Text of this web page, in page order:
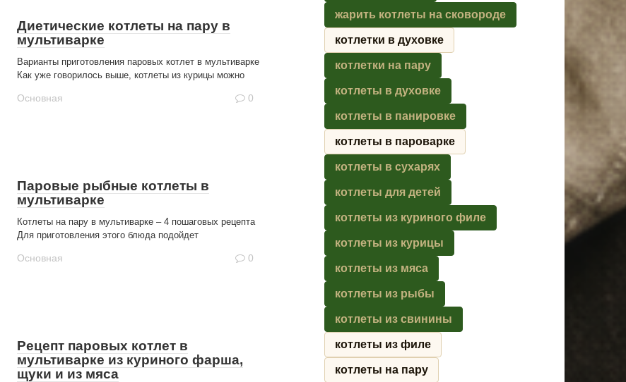
Диетические котлеты на пару в
мультиварке
Варианты приготовления паровых котлет в мультиварке
Как уже говорилось выше, котлеты из курицы можно
Основная 0
Паровые рыбные котлеты в
мультиварке
Котлеты на пару в мультиварке – 4 пошаговых рецепта
Для приготовления этого блюда подойдет
Основная 0
Рецепт паровых котлет в
мультиварке из куриного фарша,
щуки и из мяса
жарить котлеты на сковороде
котлетки в духовке
котлетки на пару
котлеты в духовке
котлеты в панировке
котлеты в пароварке
котлеты в сухарях
котлеты для детей
котлеты из куриного филе
котлеты из курицы
котлеты из мяса
котлеты из рыбы
котлеты из свинины
котлеты из филе
котлеты на пару